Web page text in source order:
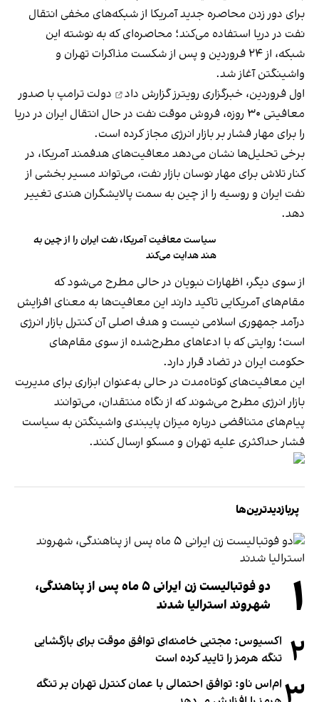
برای دور زدن محاصره جدید آمریکا از شبکه‌های مخفی انتقال
نفت در دریا استفاده می‌کند؛ محاصره‌ای که به نوشته این
شبکه، از ۲۴ فروردین و پس از شکست مذاکرات تهران و
واشینگتن آغاز شد.
اول فروردین، خبرگزاری رویترزگزارش داد
دولت ترامپ با صدور
معافیتی ۳۰ روزه، فروش موقت نفت در حال انتقال ایران در دریا
را برای مهار فشار بر بازار انرژی مجاز کرده است.
برخی تحلیل‌ها نشان می‌دهد معافیت‌های هدفمند آمریکا، در
کنار تلاش برای مهار نوسان بازار نفت، می‌تواند مسیر بخشی از
نفت ایران و روسیه را از چین به سمت پالایشگران هندی تغییر
دهد.
سیاست معافیت آمریکا، نفت ایران را از چین به
هند هدایت می‌کند
از سوی دیگر، اظهارات نبویان در حالی مطرح می‌شود که
مقام‌های آمریکایی تاکید دارند این معافیت‌ها به معنای افزایش
درآمد جمهوری اسلامی نیست و هدف اصلی آن کنترل بازار انرژی
است؛ روایتی که با ادعاهای مطرح‌شده از سوی مقام‌های
حکومت ایران در تضاد قرار دارد.
این معافیت‌های کوتاه‌مدت در حالی به‌عنوان ابزاری برای مدیریت
بازار انرژی مطرح می‌شوند که از نگاه منتقدان، می‌توانند
پیام‌های متناقضی درباره میزان پایبندی واشینگتن به سیاست
فشار حداکثری علیه تهران و مسکو ارسال کنند.
پربازدیدترین‌ها
۱
دو فوتبالیست زن ایرانی ۵ ماه پس از پناهندگی،
شهروند استرالیا شدند
۲ اکسیوس: مجتبی خامنه‌ای توافق موقت برای بازگشایی
تنگه هرمز را تایید کرده است
ام‌اس ناو: توافق احتمالی با عمان کنترل تهران بر تنگه